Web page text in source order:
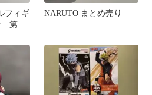
フィギ
第1
NARUTO まとめ売り